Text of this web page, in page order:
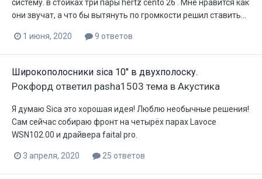
систему. в стойках три пары hertz cento 26 . Мне нравится как
они звучат, а что бы вытянуть по громкости решил ставить...
1 июня, 2020 9 ответов
Широкополосники sica 10" в двухполоску.
Рокфорд ответил pasha1503 тема в Акустика
Я думаю Sica это хорошая идея! Люблю необычные решения!
Сам сейчас собираю фронт на четырёх парах Lavoce
WSN102.00 и драйвера faital pro.
3 апреля, 2020 25 ответов